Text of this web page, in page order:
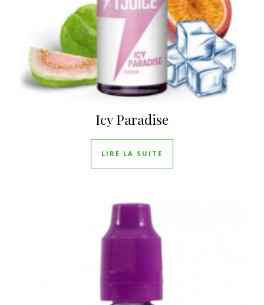
Icy Paradise
LIRE LA SUITE